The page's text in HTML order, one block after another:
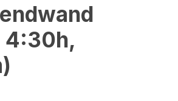
4:30h,